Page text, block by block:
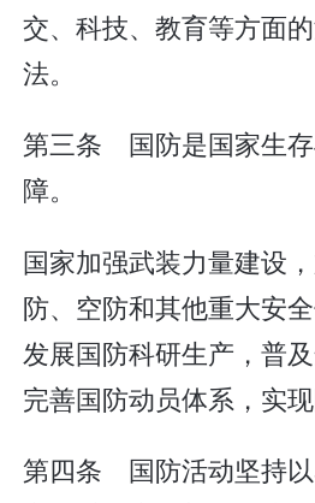
交、科技、教育等方面
法。
第三条 国防是国家生
障。
国家加强武装力量建设
防、空防和其他重大安
发展国防科研生产，普
完善国防动员体系，实现
第四条 国防活动坚持